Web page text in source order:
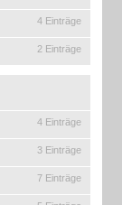
4 Einträge
2 Einträge
4 Einträge
3 Einträge
7 Einträge